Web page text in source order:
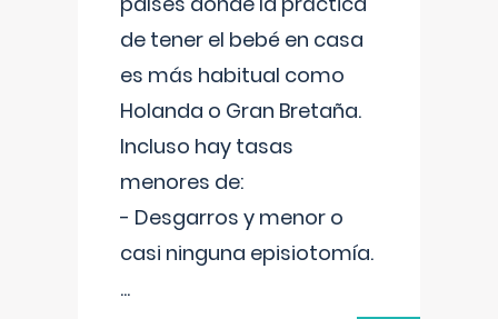
de tener el bebé en casa
es más habitual como
Holanda o Gran Bretaña.
Incluso hay tasas
menores de:
- Desgarros y menor o
casi ninguna episiotomía.
...